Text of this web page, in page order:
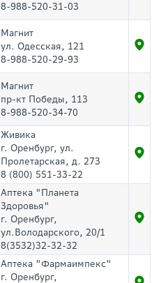
8-988-520-31-03
Магнит
ул. Одесская, 121
8-988-520-29-93
Магнит
пр-кт Победы, 113
8-988-520-34-70
Живика
г. Оренбург, ул.
Пролетарская, д. 273
8 (800) 551-33-22
Аптека "Планета
Здоровья"
г. Оренбург,
ул.Володарского, 20/1
8(3532)32-32-32
Аптека "Фармаимпекс"
г. Оренбург,